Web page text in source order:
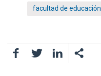
facultad de educación
FacebookTwitter LinkedIn